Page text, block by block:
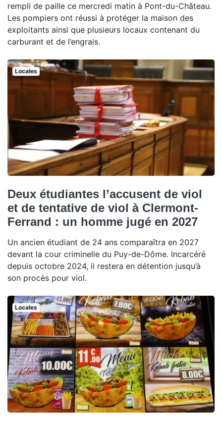
rempli de paille ce mercredi matin à Pont-du-Château.
Les pompiers ont réussi à protéger la maison des
exploitants ainsi que plusieurs locaux contenant du
carburant et de l’engrais.
Locales
Deux étudiantes l’accusent de viol
et de tentative de viol à Clermont-
Ferrand : un homme jugé en 2027
Un ancien étudiant de 24 ans comparaîtra en 2027
devant la cour criminelle du Puy-de-Dôme. Incarcéré
depuis octobre 2024, il restera en détention jusqu’à
son procès pour viol.
Locales